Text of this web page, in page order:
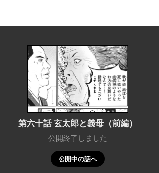
第六十話 玄太郎と義母（前編）
公開終了しました
公開中の話へ